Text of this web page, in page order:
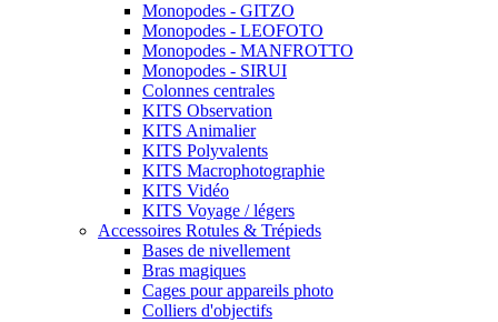
Monopodes - GITZO
Monopodes - LEOFOTO
Monopodes - MANFROTTO
Monopodes - SIRUI
Colonnes centrales
KITS Observation
KITS Animalier
KITS Polyvalents
KITS Macrophotographie
KITS Vidéo
KITS Voyage / légers
Accessoires Rotules & Trépieds
Bases de nivellement
Bras magiques
Cages pour appareils photo
Colliers d'objectifs